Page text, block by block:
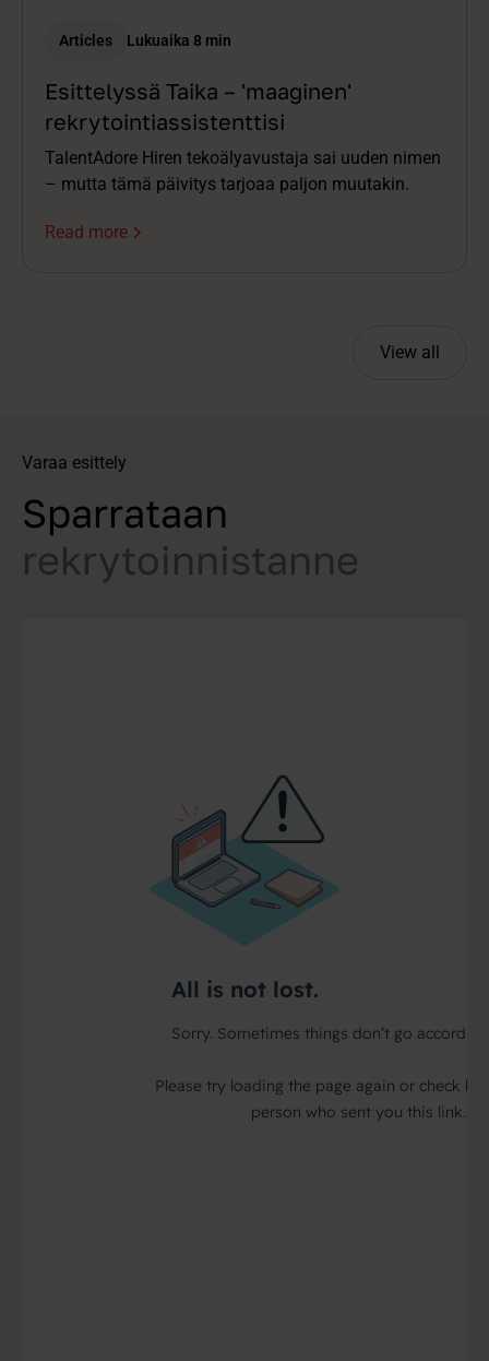
Articles Lukuaika 8 min
Esittelyssä Taika – 'maaginen'
rekrytointiassistenttisi
TalentAdore Hiren tekoälyavustaja sai uuden nimen
– mutta tämä päivitys tarjoaa paljon muutakin.
Read more
View all
Varaa esittely
Sparrataan
rekrytoinnistanne